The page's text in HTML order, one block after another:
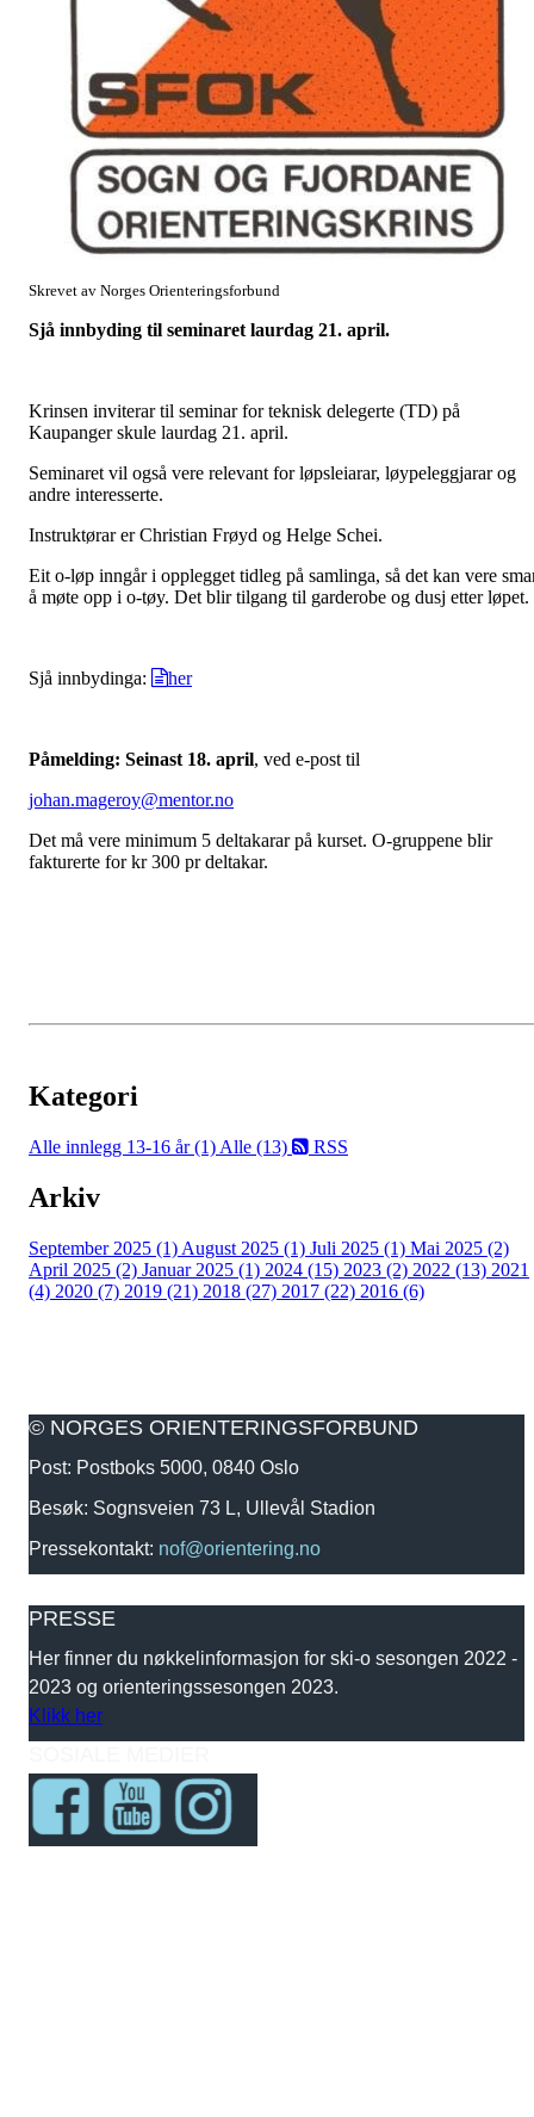
Skrevet av Norges Orienteringsforbund
Sjå innbyding til seminaret laurdag 21. april.
Krinsen inviterar til seminar for teknisk delegerte (TD) på
Kaupanger skule laurdag 21. april.
Seminaret vil også vere relevant for løpsleiarar, løypeleggjarar og
andre interesserte.
Instruktørar er Christian Frøyd og Helge Schei.
Eit o-løp inngår i opplegget tidleg på samlinga, så det kan vere
å møte opp i o-tøy. Det blir tilgang til garderobe og dusj etter løpet.
Sjå innbydinga: her
Påmelding: Seinast 18. april, ved e-post til
johan.mageroy@mentor.no
Det må vere minimum 5 deltakarar på kurset. O-gruppene blir
fakturerte for kr 300 pr deltakar.
Kategori
Alle innlegg 13-16 år (1) Alle (13) RSS
Arkiv
September 2025 (1) August 2025 (1) Juli 2025 (1) Mai 2025 (2)
April 2025 (2) Januar 2025 (1) 2024 (15) 2023 (2) 2022 (13) 2021
(4) 2020 (7) 2019 (21) 2018 (27) 2017 (22) 2016 (6)
© NORGES ORIENTERINGSFORBUND
Post: Postboks 5000, 0840 Oslo
Besøk: Sognsveien 73 L, Ullevål Stadion
Pressekontakt: nof@orientering.no
PRESSE
Her finner du nøkkelinformasjon for ski-o sesongen 2022 -
2023 og orienteringssesongen 2023.
Klikk her